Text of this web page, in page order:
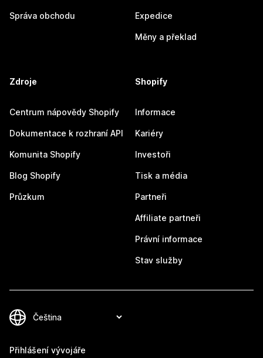
Správa obchodu Expedice
Měny a překlad
Zdroje
Centrum nápovědy Shopify
Dokumentace k rozhraní API
Komunita Shopify
Blog Shopify
Průzkum
Shopify
Informace
Kariéry
Investoři
Tisk a média
Partneři
Affiliate partneři
Právní informace
Stav služby
Přihlášení vývojáře